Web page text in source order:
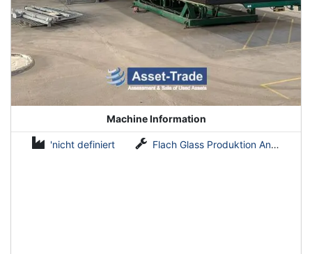
Machine Information
'nicht definiert Flach Glass Produktion Anlagen